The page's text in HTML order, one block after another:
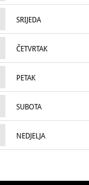
SRIJEDA
ČETVRTAK
PETAK
SUBOTA
NEDJELJA